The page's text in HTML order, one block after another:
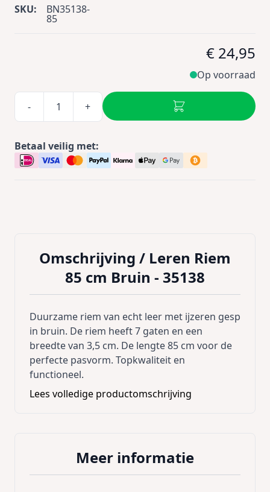
SKU: BN35138-
85
€ 24,95
Op voorraad
- +
Betaal veilig met:
Omschrijving / Leren Riem
85 cm Bruin - 35138
Duurzame riem van echt leer met ijzeren gesp
in bruin. De riem heeft 7 gaten en een
breedte van 3,5 cm. De lengte 85 cm voor de
perfecte pasvorm. Topkwaliteit en
functioneel.
Lees volledige productomschrijving
Meer informatie